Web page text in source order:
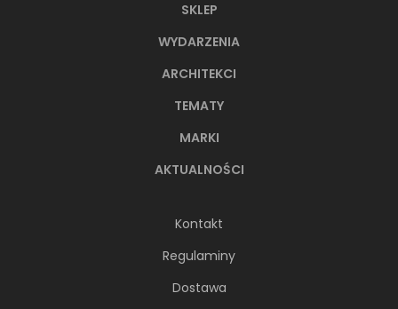
SKLEP
WYDARZENIA
ARCHITEKCI
TEMATY
MARKI
AKTUALNOŚCI
Kontakt
Regulaminy
Dostawa